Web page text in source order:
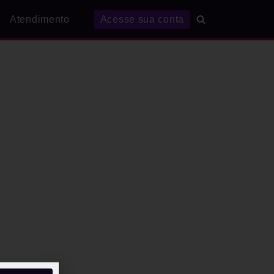
Atendimento Acesse sua conta